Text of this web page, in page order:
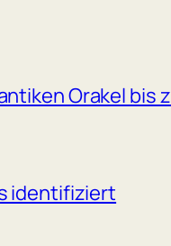
Orakel bis
identifiziert